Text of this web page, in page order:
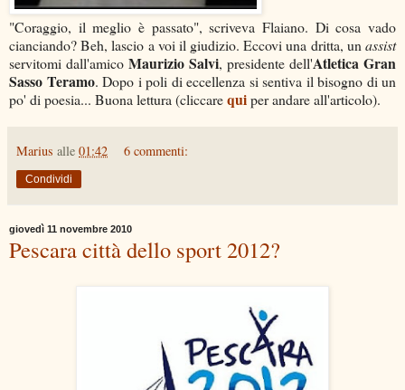
"Coraggio, il meglio è passato", scriveva Flaiano. Di cosa vado
cianciando? Beh, lascio a voi il giudizio. Eccovi una dritta, un assist
servitomi dall'amico Maurizio Salvi, presidente dell'Atletica Gran
Sasso Teramo. Dopo i poli di eccellenza si sentiva il bisogno di un
po' di poesia... Buona lettura (cliccarequiper andare all'articolo).
Marius alle 01:42 6 commenti:
Condividi
giovedì 11 novembre 2010
Pescara città dello sport 2012?